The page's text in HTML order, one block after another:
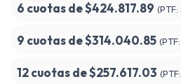
6 cuotas de$424.817.89 (PTF:
9 cuotas de$314.040.85 (PTF:
12 cuotas de$257.617.03 (PTF: